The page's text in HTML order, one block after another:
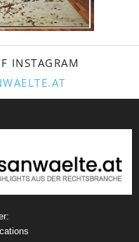
INSTAGRAM